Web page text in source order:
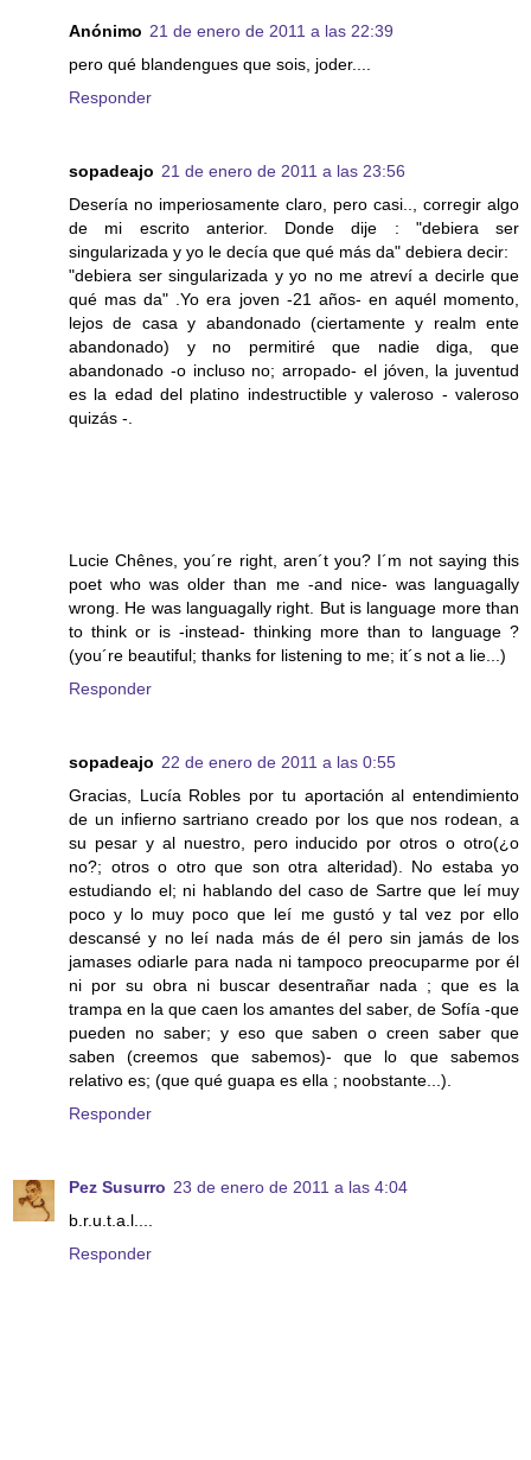
Anónimo 21 de enero de 2011 a las 22:39
pero qué blandengues que sois, joder....
Responder
sopadeajo 21 de enero de 2011 a las 23:56
Desería no imperiosamente claro, pero casi.., corregir algo
de mi escrito anterior. Donde dije : "debiera ser
singularizada y yo le decía que qué más da" debiera decir:
"debiera ser singularizada y yo no me atreví a decirle que
qué mas da" .Yo era joven -21 años- en aquél momento,
lejos de casa y abandonado (ciertamente y realm ente
abandonado) y no permitiré que nadie diga, que
abandonado -o incluso no; arropado- el jóven, la juventud
es la edad del platino indestructible y valeroso - valeroso
quizás -.
Lucie Chênes, you´re right, aren´t you? I´m not saying this
poet who was older than me -and nice- was languagally
wrong. He was languagally right. But is language more than
to think or is -instead- thinking more than to language ?
(you´re beautiful; thanks for listening to me; it´s not a lie...)
Responder
sopadeajo 22 de enero de 2011 a las 0:55
Gracias, Lucía Robles por tu aportación al entendimiento
de un infierno sartriano creado por los que nos rodean, a
su pesar y al nuestro, pero inducido por otros o otro(¿o
no?; otros o otro que son otra alteridad). No estaba yo
estudiando el; ni hablando del caso de Sartre que leí muy
poco y lo muy poco que leí me gustó y tal vez por ello
descansé y no leí nada más de él pero sin jamás de los
jamases odiarle para nada ni tampoco preocuparme por él
ni por su obra ni buscar desentrañar nada ; que es la
trampa en la que caen los amantes del saber, de Sofía -que
pueden no saber; y eso que saben o creen saber que
saben (creemos que sabemos)- que lo que sabemos
relativo es; (que qué guapa es ella ; noobstante...).
Responder
Pez Susurro 23 de enero de 2011 a las 4:04
b.r.u.t.a.l....
Responder